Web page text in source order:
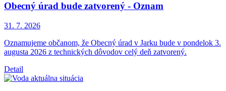
Obecný úrad bude zatvorený - Oznam
31. 7. 2026
Oznamujeme občanom, že Obecný úrad v Jarku bude v pondelok 3.
augusta 2026 z technických dôvodov celý deň zatvorený.
Detail